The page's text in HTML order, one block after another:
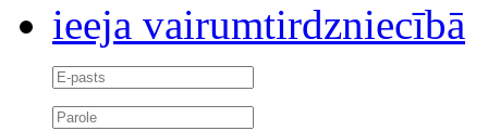
ieeja vairumtirdzniecībā